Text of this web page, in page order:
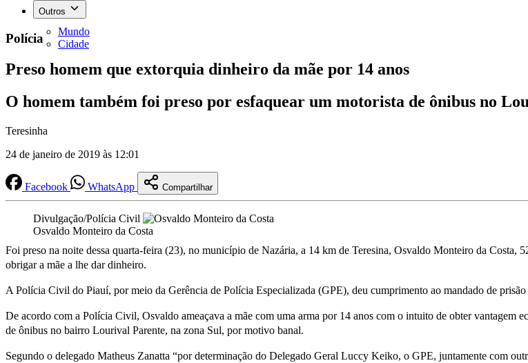
Outros
Mundo
Cidade
Polícia
Preso homem que extorquia dinheiro da mãe por 14 anos
O homem também foi preso por esfaquear um motorista de ônibus no
Teresinha
24 de janeiro de 2019 às 12:01
Facebook WhatsApp Compartilhar
Divulgação/Polícia Civil
Osvaldo Monteiro da Costa
Foi preso na noite dessa quarta-feira (23), no município de Nazária, a 14 km de Teresina, Osvaldo Monteiro da Costa,
obrigar a mãe a lhe dar dinheiro.
A Polícia Civil do Piauí, por meio da Gerência de Polícia Especializada (GPE), deu cumprimento ao mandado de
De acordo com a Polícia Civil, Osvaldo ameaçava a mãe com uma arma por 14 anos com o intuito de obter vantagem
de ônibus no bairro Lourival Parente, na zona Sul, por motivo banal.
Segundo o delegado Matheus Zanatta “por determinação do Delegado Geral Luccy Keiko, o GPE, juntamente com